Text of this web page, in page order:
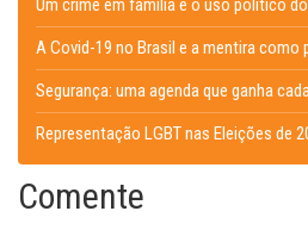
A Covid-19 no Brasil e a mentira como
Segurança: uma agenda que ganha
Representação LGBT nas Eleições de
Comente